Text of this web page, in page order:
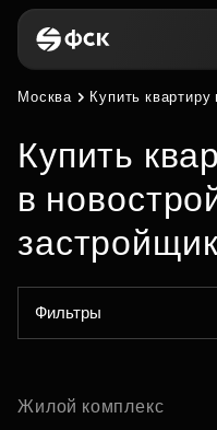
Москва Купить
Купить
в
Фильтры
Жилой комплекс